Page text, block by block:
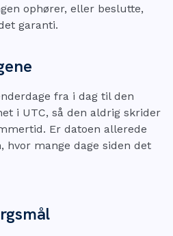
ophører, eller beslutte,
garanti.
fra i dag til den
i UTC, så den aldrig skrider
Er datoen allerede
hvor mange dage siden det